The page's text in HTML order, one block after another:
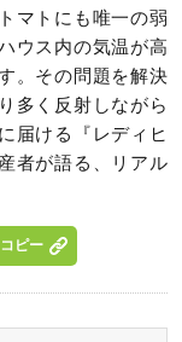
マトにも唯一の弱
ウス内の気温が高
。その問題を解決
多く反射しながら
届ける『レディヒ
者が語る、リアル
ピー